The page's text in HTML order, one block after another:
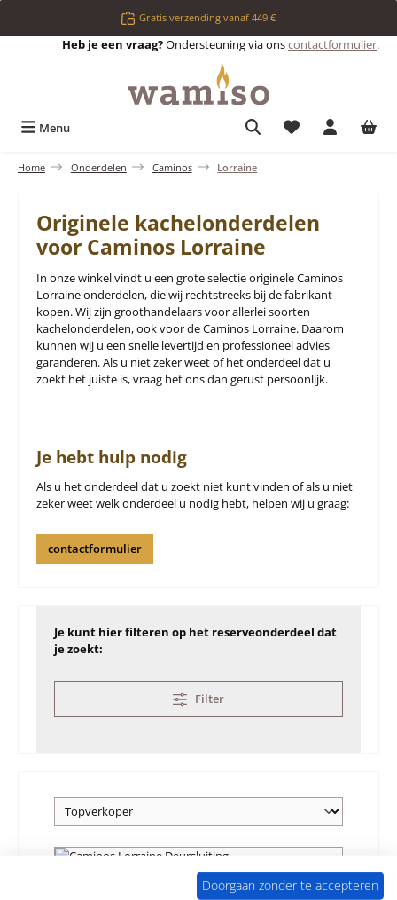
Ga naar de hoofdinhoudGratis verzending vanaf 449 €
Heb je een vraag?Ondersteuning via onscontactformulier.
Menu Je hebt 0 items
Home Onderdelen Caminos Lorraine
Originele kachelonderdelen
voor Caminos Lorraine
In onze winkel vindt u een grote selectie originele Caminos
Lorraine onderdelen, die wij rechtstreeks bij de fabrikant
kopen. Wij zijn groothandelaars voor allerlei soorten
kachelonderdelen, ook voor de Caminos Lorraine. Daarom
kunnen wij u een snelle levertijd en professioneel advies
garanderen. Als u niet zeker weet of het onderdeel dat u
zoekt het juiste is, vraag het ons dan gerust persoonlijk.
Je hebt hulp nodig
Als u het onderdeel dat u zoekt niet kunt vinden of als u niet
zeker weet welk onderdeel u nodig hebt, helpen wij u graag:
contactformulier
Je kunt hier filteren op het reserveonderdeel dat
je zoekt:
Filter
Doorgaan zonder te accepteren